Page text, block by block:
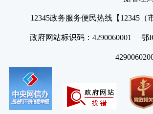
12345政务服务便民热线【12345（
政府网站标识码：4290060001 鄂